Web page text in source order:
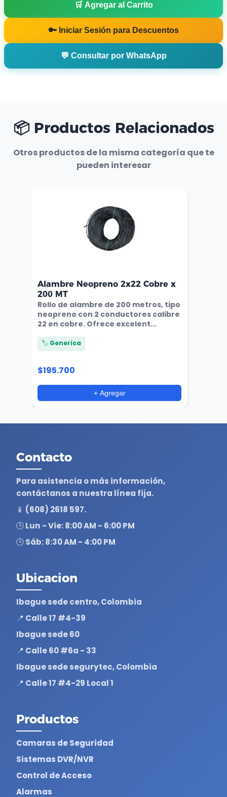
🛒 Agregar al Carrito
🔑 Iniciar Sesión para Descuentos
💬 Consultar por WhatsApp
📦 Productos Relacionados
Otros productos de la misma categoría que te
pueden interesar
Alambre Neopreno 2x22 Cobre x
200 MT
Rollo de alambre de 200 metros, tipo
neopreno con 2 conductores calibre
22 en cobre. Ofrece excelent...
🏷️ Generica
$195.700
+ Agregar
Contacto
Para asistencia o más información,
contáctanos a nuestra línea fija.
📱 (608) 2618 597.
🕒 Lun - Vie: 8:00 AM - 6:00 PM
🕒 Sáb: 8:30 AM - 4:00 PM
Ubicacion
Ibague sede centro, Colombia
📍 Calle 17 #4-39
Ibague sede 60
📍 Calle 60 #6a - 33
Ibague sede segurytec, Colombia
📍 Calle 17 #4-29 Local 1
Productos
Camaras de Seguridad
Sistemas DVR/NVR
Control de Acceso
Alarmas